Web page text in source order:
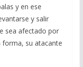
y en ese
y salir
sea afectado por
su atacante